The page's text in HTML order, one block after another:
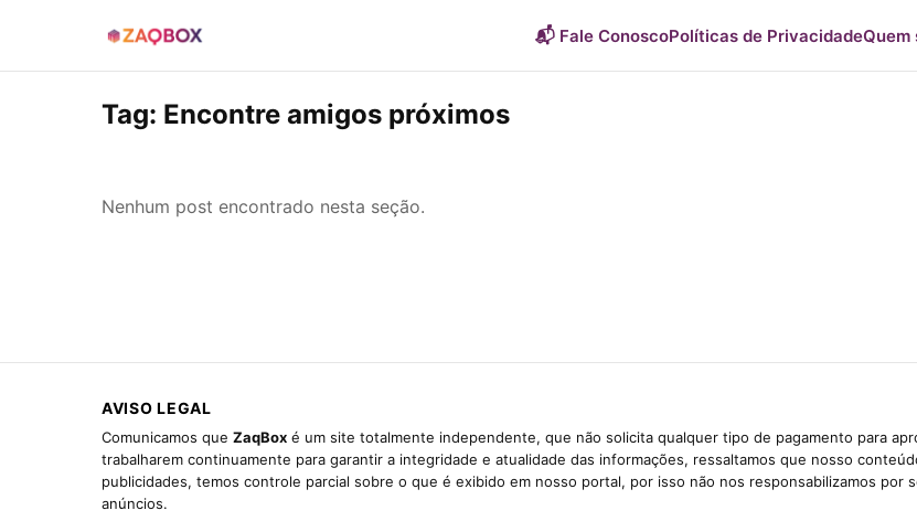
📬 Fale ConoscoPolíticas de PrivacidadeQuem
Tag: Encontre amigos próximos
Nenhum post encontrado nesta seção.
AVISO LEGAL
Comunicamos que ZaqBox é um site totalmente independente, que não solicita qualquer tipo de pagamento para
trabalharem continuamente para garantir a integridade e atualidade das informações, ressaltamos que nosso
publicidades, temos controle parcial sobre o que é exibido em nosso portal, por isso não nos responsabilizamos
anúncios.